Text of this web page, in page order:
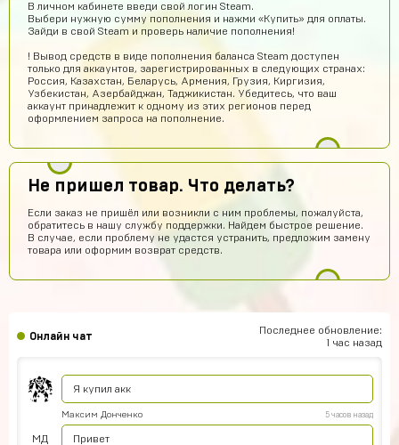
В личном кабинете введи свой логин Steam.
Выбери нужную сумму пополнения и нажми «Купить» для оплаты.
Зайди в свой Steam и проверь наличие пополнения!
! Вывод средств в виде пополнения баланса Steam доступен
только для аккаунтов, зарегистрированных в следующих странах:
Россия, Казахстан, Беларусь, Армения, Грузия, Киргизия,
Узбекистан, Азербайджан, Таджикистан. Убедитесь, что ваш
аккаунт принадлежит к одному из этих регионов перед
оформлением запроса на пополнение.
Не пришел товар. Что делать?
Если заказ не пришёл или возникли с ним проблемы, пожалуйста,
обратитесь в нашу службу поддержки. Найдем быстрое решение.
В случае, если проблему не удастся устранить, предложим замену
товара или оформим возврат средств.
Онлайн чат
Последнее обновление:
1 час назад
Тимофей Колесников 13 часов назад
chromov78 12 часов назад
привет
one love
stickers01 10 часов назад
сайт годный
Эльжан Якутов 9 часов назад
Помогите пожалуйста, как войти в аккаунт????
Получил акаунт все работает
Я купил акк
МД
Максим Донченко 5 часов назад
Привет